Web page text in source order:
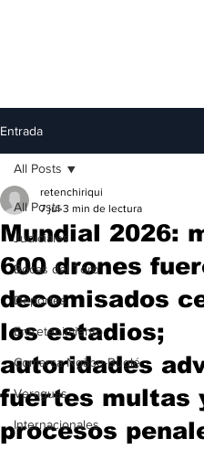
Entrada
All Posts
Judiciales
Bocas del Toro
Deportes
Entretenimiento
Comarca Ngäbe-Buglé
Veraguas
Internacionales
All Posts
Mundial 2026:
600 drones
decomisados
los estadios;
autoridades
fuertes multas
procesos
retenchiriqui
7 jul 3 min de lectura